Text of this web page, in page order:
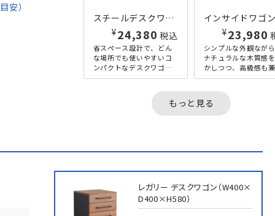
安）
スチールデスクワゴン W300×D450×H580 ホワイト
25,960税込
省スペース設計で、どん
な場所でも使いやすいコ
ンパクトなデスクワゴン
です。
と小ぶりなサイズで、デ
¥23,980
シンプルな外観なが
ナチュラルな木質感
かしつつ、高級感も
備えたデスク下ロー
製の製品には無い、
い木のぬ...
もっと見る
レガリー デスクワゴン（W400×
D400×H580）